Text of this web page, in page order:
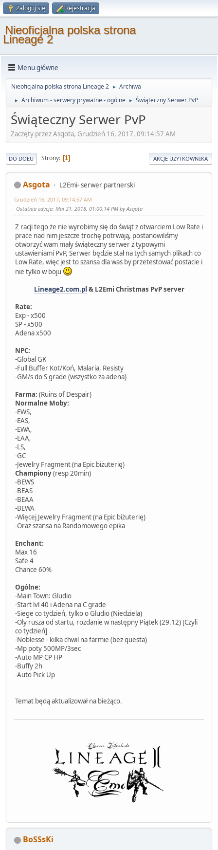
Zaloguj się Rejestracja
Nieoficjalna polska strona
Lineage 2
Menu główne
Nieoficjalna polska strona Lineage 2 ► Archiwa
► Archiwum - serwery prywatne - ogólne ► Świąteczny Serwer PvP
Świąteczny Serwer PvP
Zaczęty przez Asgota, Grudzień 16, 2017, 09:14:57 AM
DO DOŁU Strony 1 AKCJE UŻYTKOWNIKA
Asgota L2Emi- serwer partnerski
Grudzień 16, 2017, 09:14:57 AM
Ostatnia edycja: Maj 21, 2018, 01:00:14 PM by Asgota
Z racji tego że nie wyrobimy się do świąt z otwarciem Low Rate i
prace nad nim jeszcze trochę potrwają, postanowiliśmy
otworzyć wam mały świąteczny serwer z typowymi
ustawieniami PvP, Serwer będzie stał na tych samych plikach co
Low Rate, więc jest to szansa dla was by przetestować postacie i
nie tylko w boju
Lineage2.com.pl & L2Emi Christmas PvP server
Rate:
Exp - x500
SP - x500
Adena x500
NPC:
-Global GK
-Full Buffer Kot/Koń, Malaria, Resisty
-GM/s do S grade (wszystko za adena)
Farma: (Ruins of Despair)
Normalne Moby:
-EWS,
-EAS,
-EWA,
-EAA,
-LS,
-GC
-Jewelry Fragment (na Epic biżuterię)
Championy(resp 20min)
-BEWS
-BEAS
-BEAA
-BEWA
-Więcej Jewelry Fragment (na Epic biżuterię)
-Oraz szansa na Randomowego epika
Enchant:
Max 16
Safe 4
Chance 60%
Ogólne:
-Main Town: Gludio
-Start lvl 40 i Adena na C grade
-Siege co tydzień, tylko o Gludio (Niedziela)
-Oly rusza od startu, rozdanie w następny Piątek (29.12) [Czyli
co tydzień]
-Noblesse - kilka chwil na farmie (bez questa)
-Mp poty 500MP/3sec
-Auto MP CP HP
-Buffy 2h
-Auto Pick Up
Temat będą aktualizował na bieżąco.
BoSSsKi